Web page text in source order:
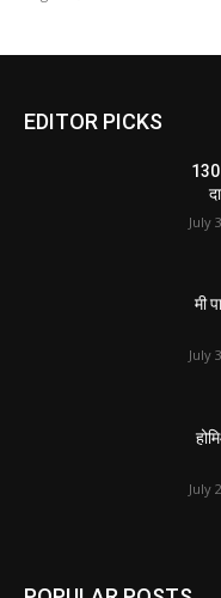
EDITOR PICKS
130
July
मी
July
July